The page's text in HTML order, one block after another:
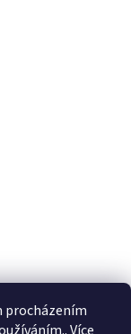
procházením